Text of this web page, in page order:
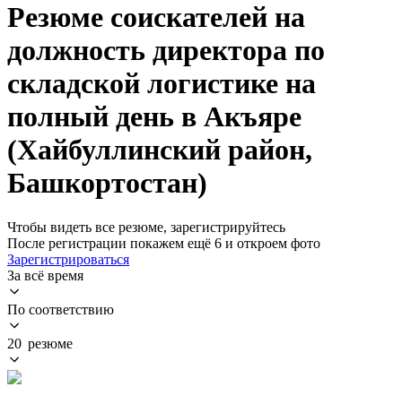
Резюме соискателей на
должность директора по
складской логистике на
полный день в Акъяре
(Хайбуллинский район,
Башкортостан)
Чтобы видеть все резюме, зарегистрируйтесь
После регистрации покажем ещё 6 и откроем фото
Зарегистрироваться
За всё время
По соответствию
20 резюме